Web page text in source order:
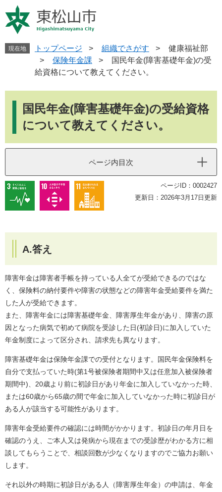
ー
ジ
ニ
ュ
現在地 トップページ > 組織でさがす >
健康福祉部
>
保険年金課 >
国民年金(障害基礎年金)の受
給資格について教えてください。
国民年金(障害基礎年金)の受給資格
について教えてください。
ページ内目次
ページID：0002427
更新日：2026年3月17日更新
A.答え
障害年金は障害者手帳を持っている人全てが受給できるのではな
く、保険料の納付要件や障害の状態などの障害年金受給要件を満た
した人が受給できます。
また、障害年金には障害基礎年金、障害厚生年金があり、障害の原
因となった病気で初めて病院を受診した日(初診日)に加入していた
年金制度によって区分され、請求先も異なります。
障害基礎年金は保険年金課での受付となります。国民年金保険料を
自分で支払っていた時(第1号被保険者期間中又は任意加入被保険者
期間中)、20歳より前に初診日があり年金に加入していなかった時、
または60歳から65歳の間で年金に加入していなかった時に初診日が
ある人が該当する可能性があります。
障害年金受給要件の確認には時間がかかります。初診日の年月日を
確認のうえ、ご本人又は発病から現在までの受診歴がわかる方に相
談してもらうことで、相談回数が少なくなりますのでご協力お願い
します。
それ以外の時期に初診日がある人（障害厚生年金）の申請は、年金